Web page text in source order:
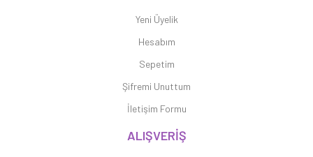
Yeni Üyelik
Hesabım
Sepetim
Şifremi Unuttum
İletişim Formu
ALIŞVERİŞ